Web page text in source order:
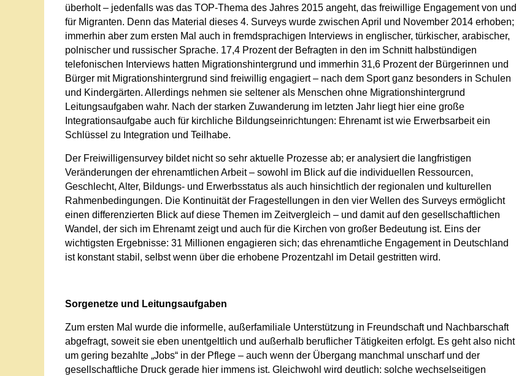
überholt – jedenfalls was das TOP-Thema des Jahres 2015 angeht, das freiwillige Engagement von und
für Migranten. Denn das Material dieses 4. Surveys wurde zwischen April und November 2014 erhoben;
immerhin aber zum ersten Mal auch in fremdsprachigen Interviews in englischer, türkischer, arabischer,
polnischer und russischer Sprache. 17,4 Prozent der Befragten in den im Schnitt halbstündigen
telefonischen Interviews hatten Migrationshintergrund und immerhin 31,6 Prozent der Bürgerinnen und
Bürger mit Migrationshintergrund sind freiwillig engagiert – nach dem Sport ganz besonders in Schulen
und Kindergärten. Allerdings nehmen sie seltener als Menschen ohne Migrationshintergrund
Leitungsaufgaben wahr. Nach der starken Zuwanderung im letzten Jahr liegt hier eine große
Integrationsaufgabe auch für kirchliche Bildungseinrichtungen: Ehrenamt ist wie Erwerbsarbeit ein
Schlüssel zu Integration und Teilhabe.
Der Freiwilligensurvey bildet nicht so sehr aktuelle Prozesse ab; er analysiert die langfristigen
Veränderungen der ehrenamtlichen Arbeit – sowohl im Blick auf die individuellen Ressourcen,
Geschlecht, Alter, Bildungs- und Erwerbsstatus als auch hinsichtlich der regionalen und kulturellen
Rahmenbedingungen. Die Kontinuität der Fragestellungen in den vier Wellen des Surveys ermöglicht
einen differenzierten Blick auf diese Themen im Zeitvergleich – und damit auf den gesellschaftlichen
Wandel, der sich im Ehrenamt zeigt und auch für die Kirchen von großer Bedeutung ist. Eins der
wichtigsten Ergebnisse: 31 Millionen engagieren sich; das ehrenamtliche Engagement in Deutschland
ist konstant stabil, selbst wenn über die erhobene Prozentzahl im Detail gestritten wird.
Sorgenetze und Leitungsaufgaben
Zum ersten Mal wurde die informelle, außerfamiliale Unterstützung in Freundschaft und Nachbarschaft
abgefragt, soweit sie eben unentgeltlich und außerhalb beruflicher Tätigkeiten erfolgt. Es geht also nicht
um gering bezahlte „Jobs“ in der Pflege – auch wenn der Übergang manchmal unscharf und der
gesellschaftliche Druck gerade hier immens ist. Gleichwohl wird deutlich: solche wechselseitigen